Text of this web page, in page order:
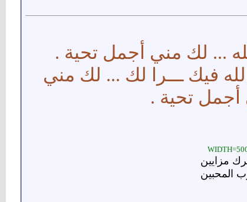
... لك مني أجمل تحية .
فيك ـــرا لك ... لك مني
أجمل تحية .
مزايين
المحبين